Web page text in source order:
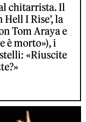
chitarrista. Il
I Rise’, la
Tom Araya e
è morto»), i
«Riuscite